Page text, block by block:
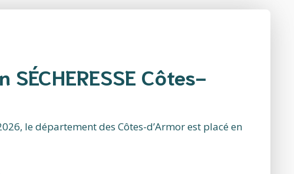
Côtes-
le département des Côtes-d’Armor est placé en